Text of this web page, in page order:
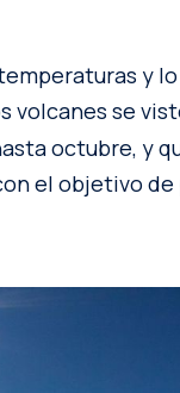
y
volcanes se
octubre, y
el objetivo